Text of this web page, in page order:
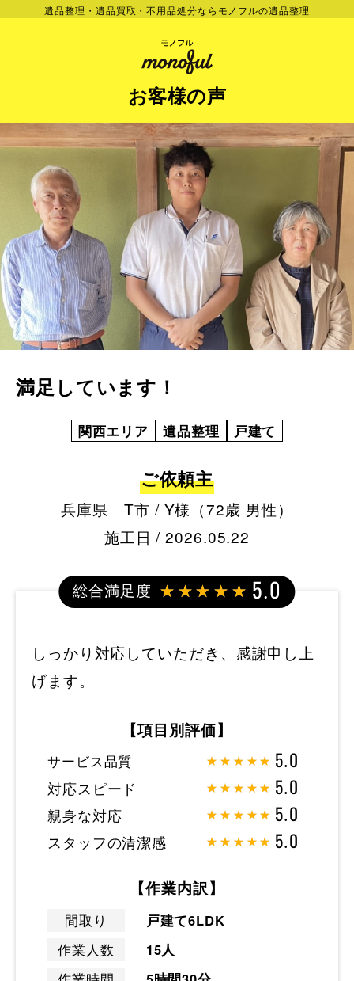
遺品整理・遺品買取・不用品処分ならモノフルの遺品整理
お客様の声
満足しています！
関西エリア 遺品整理 戸建て
ご依頼主
兵庫県 T市 / Y様（72歳 男性）
施工日 / 2026.05.22
総合満足度 5.0
しっかり対応していただき、感謝申し上
げます。
【項目別評価】
サービス品質 5.0
対応スピード 5.0
親身な対応 5.0
スタッフの清潔感 5.0
【作業内訳】
間取り
戸建て6LDK
作業人数
15人